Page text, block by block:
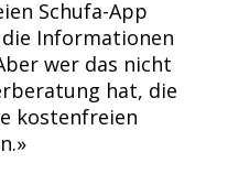
Schufa-App
Informationen
wer das nicht
hat, die
kostenfreien